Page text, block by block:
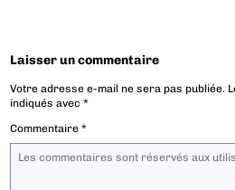
Laisser un commentaire
Votre adresse e-mail ne sera pas publiée.
indiqués avec*
Commentaire*